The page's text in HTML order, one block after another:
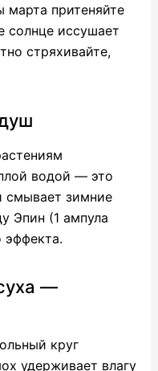
марта притеняйте
солнце иссушает
стряхивайте,
водой — это
смывает зимние
Эпин (1 ампула
эффекта.
—
круг
удерживает влагу